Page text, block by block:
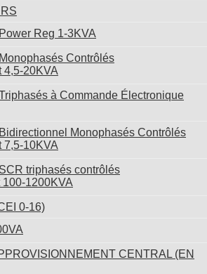
Reg 1-3KVA
Contrôlés
4,5-20KVA
à Commande Électronique
Monophasés Contrôlés
7,5-10KVA
triphasés contrôlés
1200KVA
0-16)
CENTRAL (EN